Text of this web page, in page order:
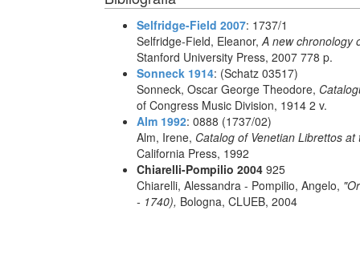
Selfridge-Field 2007: 1737/1
Selfridge-Field, Eleanor,A new chronology
Stanford University Press, 2007 778 p.
Sonneck 1914: (Schatz 03517)
Sonneck, Oscar George Theodore,
of Congress Music Division, 1914 2 v.
Alm 1992: 0888 (1737/02)
Alm, Irene, Catalog of Venetian Librettos
California Press, 1992
Chiarelli-Pompilio 2004 925
Chiarelli, Alessandra - Pompilio, Angelo,
- 1740), Bologna, CLUEB, 2004